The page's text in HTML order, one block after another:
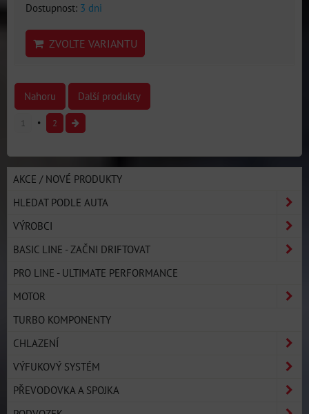
Dostupnost: 3 dni
ZVOLTE VARIANTU
Nahoru Další produkty
1 2
AKCE / NOVÉ PRODUKTY
HLEDAT PODLE AUTA
VÝROBCI
BASIC LINE - ZAČNI DRIFTOVAT
PRO LINE - ULTIMATE PERFORMANCE
MOTOR
TURBO KOMPONENTY
CHLAZENÍ
VÝFUKOVÝ SYSTÉM
PŘEVODOVKA A SPOJKA